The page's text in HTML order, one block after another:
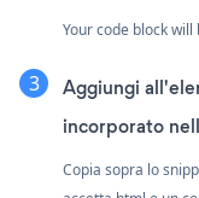
Your code block
Aggiungi
incorporato
Copia sopra lo